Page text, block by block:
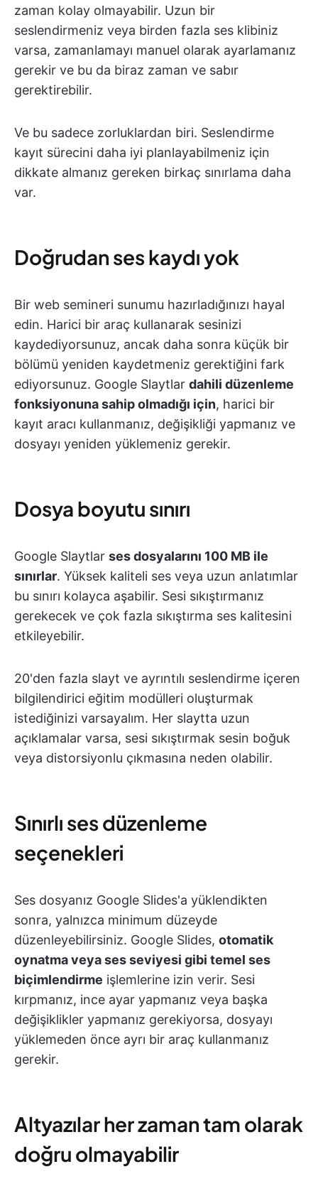
zaman kolay olmayabilir. Uzun bir
seslendirmeniz veya birden fazla ses klibiniz
varsa, zamanlamayı manuel olarak ayarlamanız
gerekir ve bu da biraz zaman ve sabır
gerektirebilir.
Ve bu sadece zorluklardan biri. Seslendirme
kayıt sürecini daha iyi planlayabilmeniz için
dikkate almanız gereken birkaç sınırlama daha
var.
Doğrudan ses kaydı yok
Bir web semineri sunumu hazırladığınızı hayal
edin. Harici bir araç kullanarak sesinizi
kaydediyorsunuz, ancak daha sonra küçük bir
bölümü yeniden kaydetmeniz gerektiğini fark
ediyorsunuz. Google Slaytlar dahili düzenleme
fonksiyonuna sahip olmadığı için, harici bir
kayıt aracı kullanmanız, değişikliği yapmanız ve
dosyayı yeniden yüklemeniz gerekir.
Dosya boyutu sınırı
Google Slaytlar ses dosyalarını 100 MB ile
sınırlar. Yüksek kaliteli ses veya uzun anlatımlar
bu sınırı kolayca aşabilir. Sesi sıkıştırmanız
gerekecek ve çok fazla sıkıştırma ses kalitesini
etkileyebilir.
20'den fazla slayt ve ayrıntılı seslendirme içeren
bilgilendirici eğitim modülleri oluşturmak
istediğinizi varsayalım. Her slaytta uzun
açıklamalar varsa, sesi sıkıştırmak sesin boğuk
veya distorsiyonlu çıkmasına neden olabilir.
Sınırlı ses düzenleme
seçenekleri
Ses dosyanız Google Slides'a yüklendikten
sonra, yalnızca minimum düzeyde
düzenleyebilirsiniz. Google Slides, otomatik
oynatma veya ses seviyesi gibi temel ses
biçimlendirme işlemlerine izin verir. Sesi
kırpmanız, ince ayar yapmanız veya başka
değişiklikler yapmanız gerekiyorsa, dosyayı
yüklemeden önce ayrı bir araç kullanmanız
gerekir.
Altyazılar her zaman tam olarak
doğru olmayabilir